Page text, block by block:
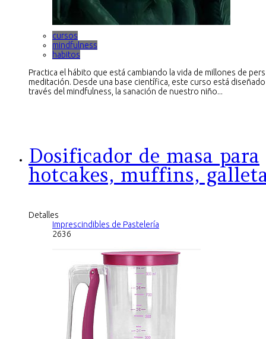
cursos
mindfulness
habitos
Practica el hábito que está cambiando la vida de millones de
meditación. Desde una base científica, este curso está diseñado
través del mindfulness, la sanación de nuestro niño...
Dosificador de masa para
hotcakes, muffins,
Detalles
Imprescindibles de Pastelería
2636